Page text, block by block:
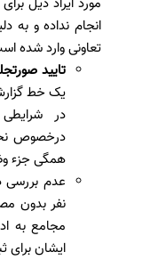
انجام نداده و
تعاونی وارد
تایید
یک خط
در
درخصوص
همگی جزء
نفر بدون
مجامع به
ایشان برای